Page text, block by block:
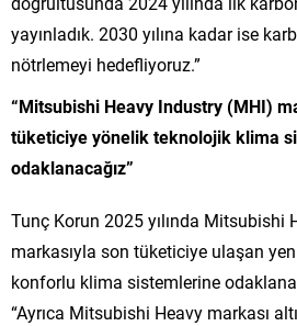
yayınladık. 2030 yılına kadar ise
nötrlemeyi hedefliyoruz.”
“Mitsubishi Heavy Industry (MHI)
tüketiciye yönelik teknolojik klima
odaklanacağız”
Tunç Korun 2025 yılında Mitsubishi
markasıyla son tüketiciye ulaşan
konforlu klima sistemlerine
“Ayrıca Mitsubishi Heavy markası